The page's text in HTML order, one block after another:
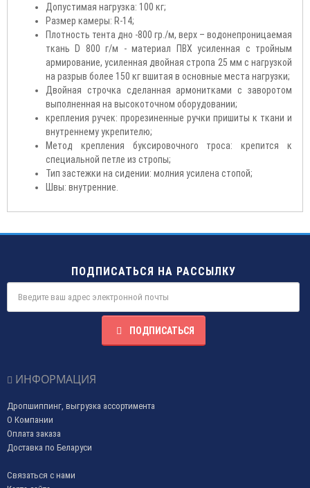
Допустимая нагрузка: 100 кг;
Размер камеры: R-14;
Плотность тента дно -800 гр./м, верх – водонепроницаемая
ткань D 800 г/м - материал ПВХ усиленная с тройным
армирование, усиленная двойная стропа 25 мм с нагрузкой
на разрыв более 150 кг вшитая в основные места нагрузки;
Двойная строчка сделанная армонитками с заворотом
выполненная на высокоточном оборудовании;
крепления ручек: прорезиненные ручки пришиты к ткани и
внутреннему укрепителю;
Метод крепления буксировочного троса: крепится к
специальной петле из стропы;
Тип застежки на сидении: молния усилена стопой;
Швы: внутренние.
ПОДПИСАТЬСЯ НА РАССЫЛКУ
ПОДПИСАТЬСЯ
ИНФОРМАЦИЯ
Дропшиппинг, выгрузка ассортимента
О Компании
Оплата заказа
Доставка по Беларуси
Связаться с нами